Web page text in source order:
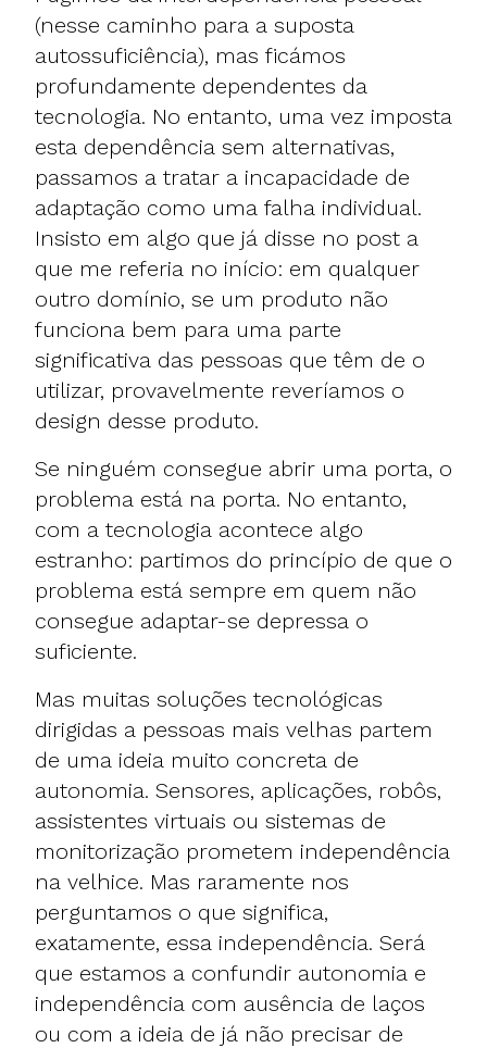
(nesse caminho para a suposta
autossuficiência), mas ficámos
profundamente dependentes da
tecnologia. No entanto, uma vez imposta
esta dependência sem alternativas,
passamos a tratar a incapacidade de
adaptação como uma falha individual.
Insisto em algo que já disse no post a
que me referia no início: em qualquer
outro domínio, se um produto não
funciona bem para uma parte
significativa das pessoas que têm de o
utilizar, provavelmente reveríamos o
design desse produto.
Se ninguém consegue abrir uma porta, o
problema está na porta. No entanto,
com a tecnologia acontece algo
estranho: partimos do princípio de que o
problema está sempre em quem não
consegue adaptar-se depressa o
suficiente.
Mas muitas soluções tecnológicas
dirigidas a pessoas mais velhas partem
de uma ideia muito concreta de
autonomia. Sensores, aplicações, robôs,
assistentes virtuais ou sistemas de
monitorização prometem independência
na velhice. Mas raramente nos
perguntamos o que significa,
exatamente, essa independência. Será
que estamos a confundir autonomia e
independência com ausência de laços
ou com a ideia de já não precisar de